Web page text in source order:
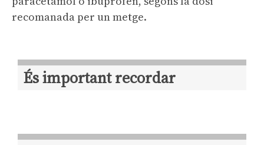
recomanada per un metge.
És important recordar